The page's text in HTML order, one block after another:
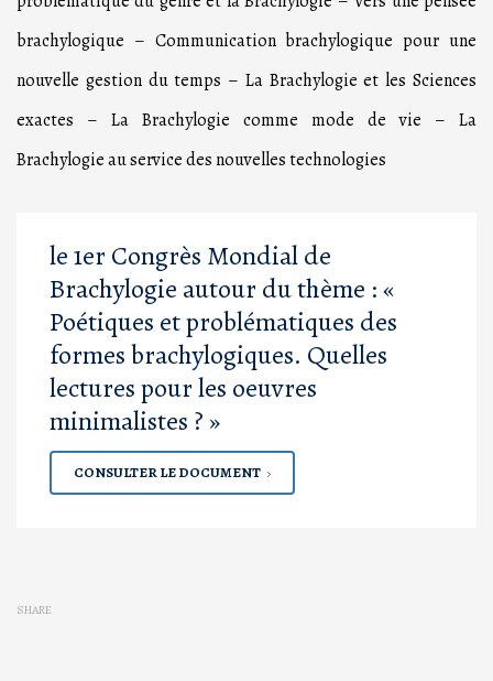
brachylogique – Communication brachylogique pour une
nouvelle gestion du temps – La Brachylogie et les Sciences
exactes – La Brachylogie comme mode de vie – La
Brachylogie au service des nouvelles technologies
le 1er Congrès Mondial de
Brachylogie autour du thème : «
Poétiques et problématiques des
formes brachylogiques. Quelles
lectures pour les oeuvres
minimalistes ? »
CONSULTER LE DOCUMENT
SHARE